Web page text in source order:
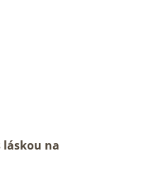
láskou na